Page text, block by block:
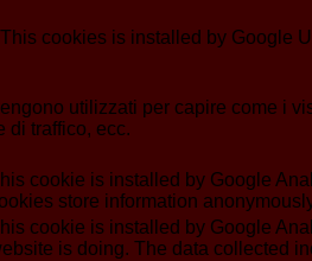
This cookies is installed by Google
utilizzati per capire come i
di traffico, ecc.
cookie is installed by Google
store information
cookie is installed by Google
is doing. The data collected